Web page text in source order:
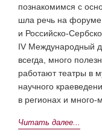
познакомимся с
шла речь на форуме
и Российско-
IV Международный
всегда, много
работают театры в
научного
в регионах и много-
Читать далее...